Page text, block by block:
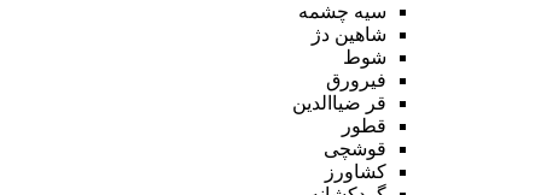
سیه چشمه
شاهین دژ
شوط
فیرورق
قر ضیاالدین
قطور
قوشچی
کشاورز